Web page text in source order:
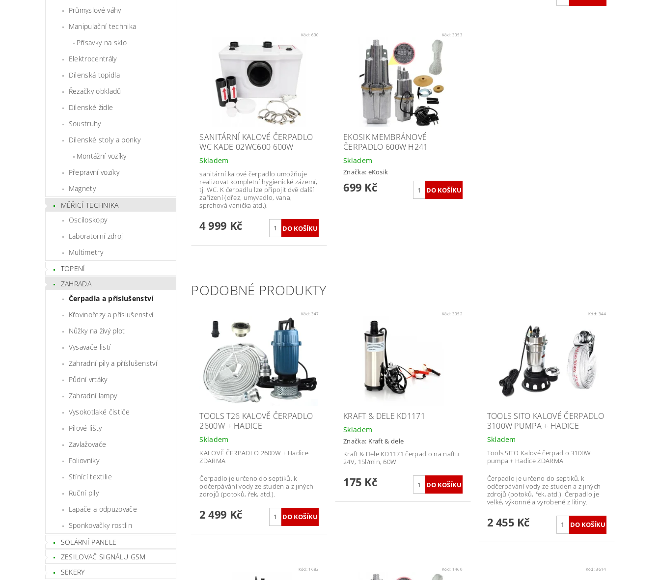
Průmyslové váhy
Manipulační technika
Přísavky na sklo
Elektrocentrály
Dílenská topidla
Řezačky obkladů
Dílenské židle
Soustruhy
Dílenské stoly a ponky
Montážní vozíky
Přepravní vozíky
Magnety
MĚŘICÍ TECHNIKA
Osciloskopy
Laboratorní zdroj
Multimetry
TOPENÍ
ZAHRADA
Čerpadla a příslušenství
Křovinořezy a příslušenství
Nůžky na živý plot
Vysavače listí
Zahradní pily a příslušenství
Půdní vrtáky
Zahradní lampy
Vysokotlaké čističe
Pilové lišty
Zavlažovače
Foliovníky
Stínící textilie
Ruční pily
Lapače a odpuzovače
Sponkovačky rostlin
SOLÁRNÍ PANELE
ZESILOVAČ SIGNÁLU GSM
SEKERY
Kód: 600
SANITÁRNÍ KALOVÉ ČERPADLO
WC KADE 02WC600 600W
Skladem
sanitární kalové čerpadlo umožňuje
realizovat kompletní hygienické zázemí,
tj. WC. K čerpadlu lze připojit dvě další
zařízení (dřez, umyvadlo, vana,
sprchová vanička atd.).
4 999 Kč
Kód: 3053
EKOSIK MEMBRÁNOVÉ
ČERPADLO 600W H241
Skladem
Značka: eKosik
699 Kč
PODOBNÉ PRODUKTY
Kód: 347
TOOLS T26 KALOVĚ ČERPADLO
2600W + HADICE
Skladem
KALOVĚ ČERPADLO 2600W + Hadice
ZDARMA
Čerpadlo je určeno do septiků, k
odčerpávání vody ze studen a z jiných
zdrojů (potoků, řek, atd.).
2 499 Kč
Kód: 3052
KRAFT & DELE KD1171
Skladem
Značka: Kraft & dele
Kraft & Dele KD1171 čerpadlo na naftu
24V, 15l/min, 60W
175 Kč
Kód: 344
TOOLS SITO KALOVÉ ČERPADLO
3100W PUMPA + HADICE
Skladem
Tools SITO Kalové čerpadlo 3100W
pumpa + Hadice ZDARMA
Čerpadlo je určeno do septiků, k
odčerpávání vody ze studen a z jiných
zdrojů (potoků, řek, atd.). Čerpadlo je
velké, výkonné a vyrobené z litiny.
2 455 Kč
Kód: 1682 Kód: 1460 Kód:3614